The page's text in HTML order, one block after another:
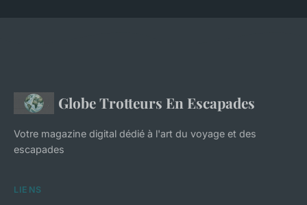
Globe Trotteurs En Escapades
Votre magazine digital dédié à l'art du voyage et des
escapades
LIENS